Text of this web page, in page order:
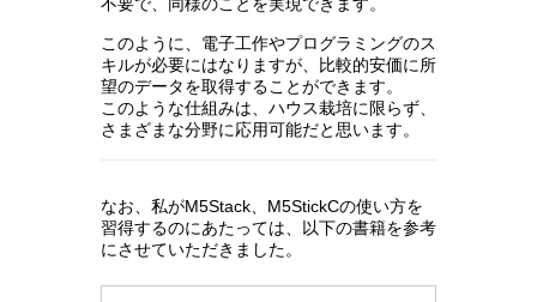
このように、電子工作やプログラミングのス
キルが必要にはなりますが、比較的安価に所
望のデータを取得することができます。
このような仕組みは、ハウス栽培に限らず、
さまざまな分野に応用可能だと思います。
なお、私がM5Stack、M5StickCの使い方を
習得するのにあたっては、以下の書籍を参考
にさせていただきました。